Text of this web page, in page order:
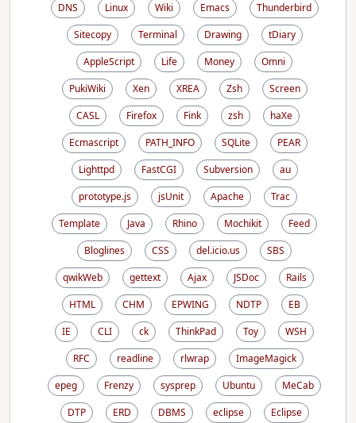
DNS
Linux Wiki Emacs
Thunderbird
Sitecopy
Terminal Drawing
tDiary
AppleScript
Life Money
Omni
PukiWiki
Xen XREA Zsh
Screen
CASL
Firefox Fink zsh
haXe
Ecmascript
PATH_INFO SQLite
PEAR
Lighttpd
FastCGI Subversion
au
prototype.js
jsUnit Apache
Trac
Template
Java Rhino Mochikit
Feed
Bloglines
CSS del.icio.us
SBS
qwikWeb
gettext Ajax JSDoc
Rails
HTML
CHM EPWING NDTP
EB
IE
CLI ck ThinkPad Toy
WSH
RFC
readline rlwrap
ImageMagick
epeg
Frenzy sysprep Ubuntu
MeCab
DTP
ERD DBMS eclipse
Eclipse